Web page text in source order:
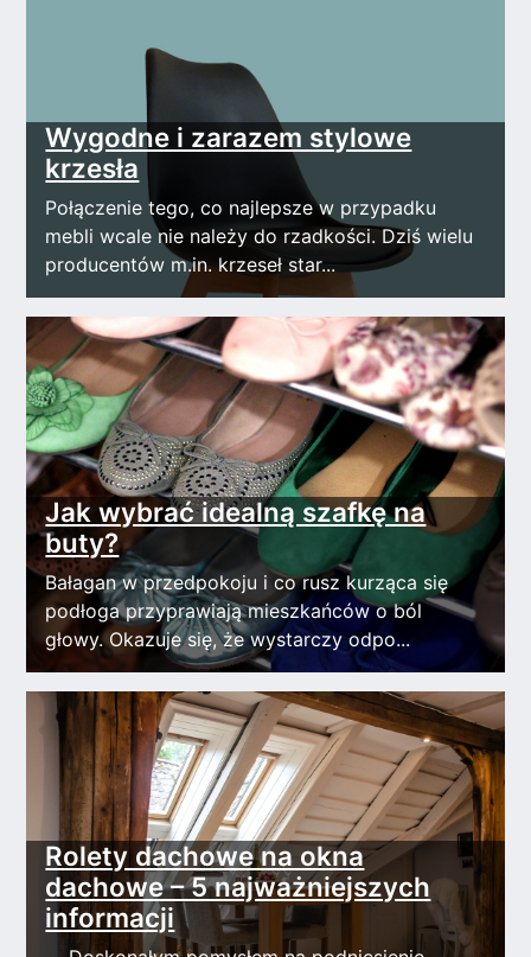
Wygodne i zarazem stylowe
krzesła
Połączenie tego, co najlepsze w przypadku
mebli wcale nie należy do rzadkości. Dziś wielu
producentów m.in. krzeseł star...
Jak wybrać idealną szafkę na
buty?
Bałagan w przedpokoju i co rusz kurząca się
podłoga przyprawiają mieszkańców o ból
głowy. Okazuje się, że wystarczy odpo...
Rolety dachowe na okna
dachowe – 5 najważniejszych
informacji